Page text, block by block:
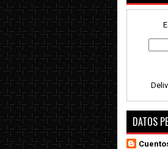
DATOS